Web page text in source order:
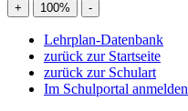
+ 100% -
Lehrplan-Datenbank
zurück zur Startseite
zurück zur Schulart
Im Schulportal anmelden